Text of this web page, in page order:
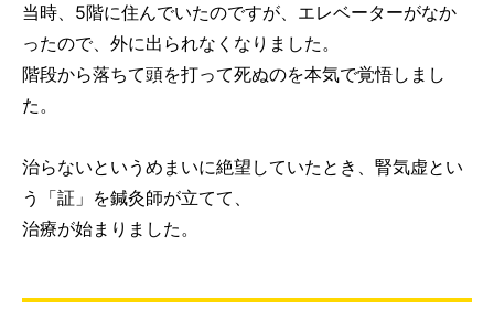
当時、5階に住んでいたのですが、エレベーターがなか
ったので、外に出られなくなりました。
階段から落ちて頭を打って死ぬのを本気で覚悟しまし
た。
治らないというめまいに絶望していたとき、腎気虚とい
う「証」を鍼灸師が立てて、
治療が始まりました。